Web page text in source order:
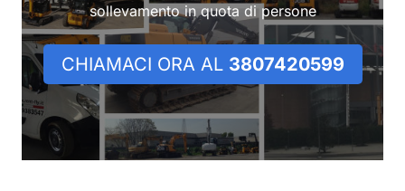
sollevamento in quota di persone
CHIAMACI ORA AL 3807420599